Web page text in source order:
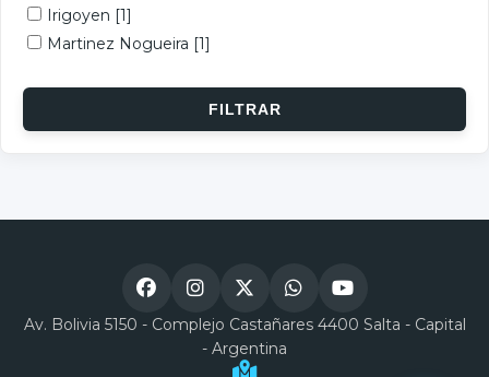
Irigoyen [1]
Martinez Nogueira [1]
Av. Bolivia 5150 - Complejo Castañares 4400 Salta - Capital
- Argentina